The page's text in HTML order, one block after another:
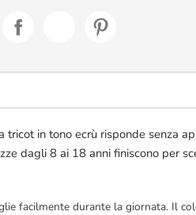
in tono ecrù risponde senza
dagli 8 ai 18 anni finiscono per
facilmente durante la giornata. Il